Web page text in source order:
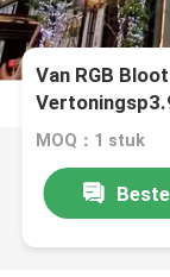
Van RGB
MOQ：1 stuk